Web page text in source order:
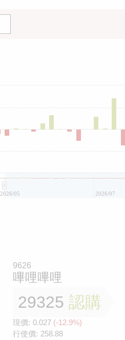
2026/05 2026/07
9626
嗶哩嗶哩
29325 認購
現價: 0.027 (-12.9%)
行使價: 258.88